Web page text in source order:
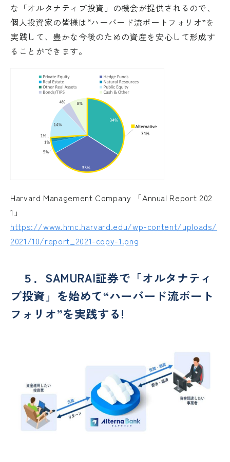
な「オルタナティブ投資」の機会が提供されるので、
個人投資家の皆様は“ハーバード流ポートフォリオ”を
実践して、豊かな今後のための資産を安心して形成す
ることができます。
Harvard Management Company 「Annual Report 202
1」
https://www.hmc.harvard.edu/wp-content/uploads/
2021/10/report_2021-copy-1.png
５．SAMURAI証券で「オルタナティ
ブ投資」を始めて“ハーバード流ポート
フォリオ”を実践する!